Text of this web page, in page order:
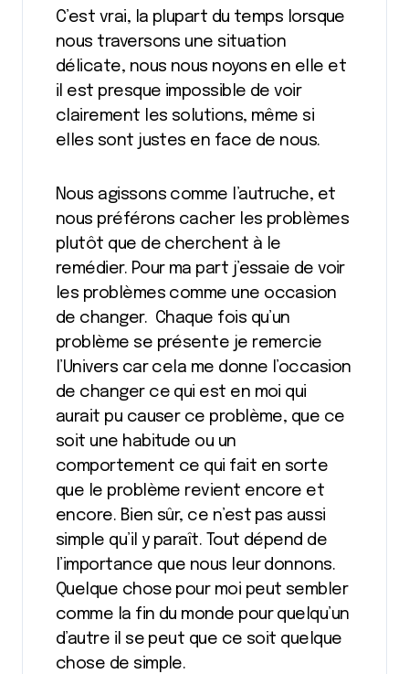
C’est vrai, la plupart du temps lorsque
nous traversons une situation
délicate, nous nous noyons en elle et
il est presque impossible de voir
clairement les solutions, même si
elles sont justes en face de nous.
Nous agissons comme l’autruche, et
nous préférons cacher les problèmes
plutôt que de cherchent à le
remédier. Pour ma part j’essaie de voir
les problèmes comme une occasion
de changer. Chaque fois qu’un
problème se présente je remercie
l’Univers car cela me donne l’occasion
de changer ce qui est en moi qui
aurait pu causer ce problème, que ce
soit une habitude ou un
comportement ce qui fait en sorte
que le problème revient encore et
encore. Bien sûr, ce n’est pas aussi
simple qu’il y paraît. Tout dépend de
l’importance que nous leur donnons.
Quelque chose pour moi peut sembler
comme la fin du monde pour quelqu’un
d’autre il se peut que ce soit quelque
chose de simple.